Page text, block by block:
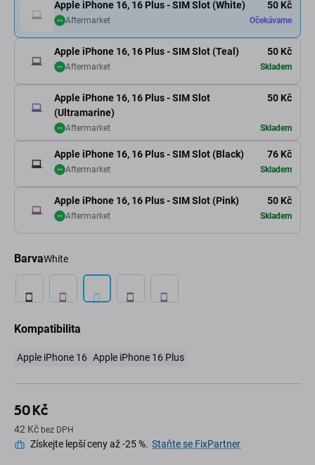
Apple iPhone 16, 16 Plus - SIM Slot (Teal) 50 Kč
Aftermarket Skladem
Apple iPhone 16, 16 Plus - SIM Slot
(Ultramarine)
50 Kč
Aftermarket Skladem
Apple iPhone 16, 16 Plus - SIM Slot (Black) 76 Kč
Aftermarket Skladem
Apple iPhone 16, 16 Plus - SIM Slot (White) 50 Kč
Aftermarket Očekávame
Apple iPhone 16, 16 Plus - SIM Slot (Pink) 50 Kč
Aftermarket Skladem
BarvaWhite
Kompatibilita
Apple iPhone 16 Apple iPhone 16 Plus
50 Kč
42 Kč bez DPH
Získejte lepší ceny až -25 %. Staňte se FixPartner